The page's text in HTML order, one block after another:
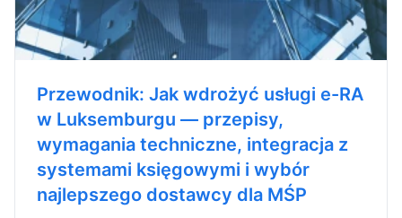
Przewodnik: Jak wdrożyć usługi e-RA
w Luksemburgu — przepisy,
wymagania techniczne, integracja z
systemami księgowymi i wybór
najlepszego dostawcy dla MŚP